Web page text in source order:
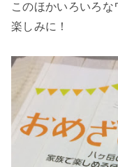
このほかいろいろ
楽しみに！